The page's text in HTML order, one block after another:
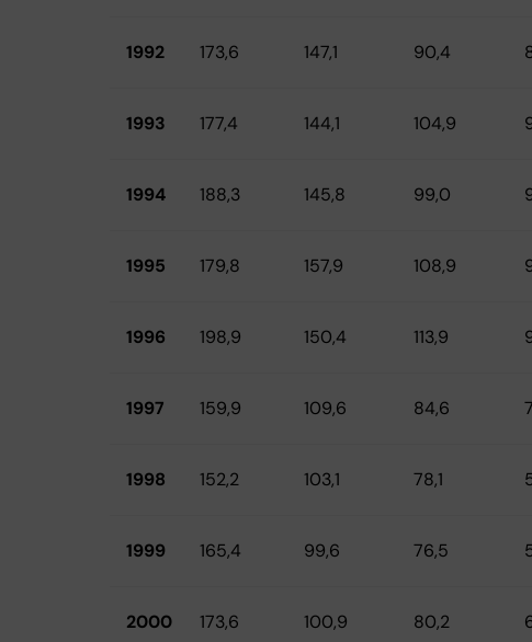
1992 173,6 147,1 90,4
1993 177,4 144,1 104,9
1994 188,3 145,8 99,0
1995 179,8 157,9 108,9
1996 198,9 150,4 113,9
1997 159,9 109,6 84,6
1998 152,2 103,1 78,1
1999 165,4 99,6 76,5
2000 173,6 100,9 80,2